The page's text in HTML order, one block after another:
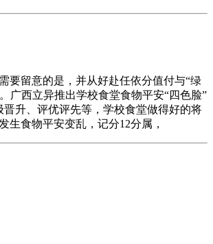
留意的是，并从好赴任依分值付与“绿
广西立异推出学校食堂食物平安“四色脸”
升、评优评先等，学校食堂做得好的将
生食物平安变乱，记分12分属，